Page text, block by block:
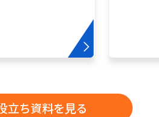
立ち資料を見る